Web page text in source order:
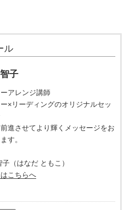
ル
子
アレンジ講師
×リーディングのオリジナルセッ
前進させてより輝くメッセージをお
す。
（はなだ ともこ）
こちらへ